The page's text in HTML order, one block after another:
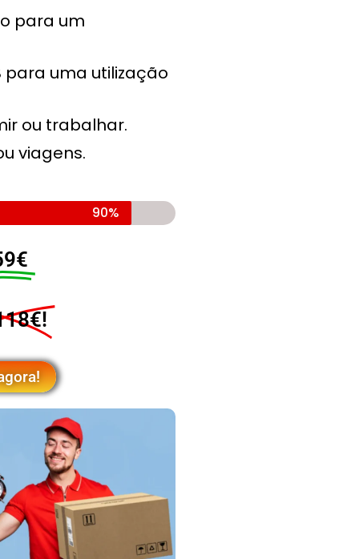
para um
para uma utilização
ou trabalhar.
viagens.
90%